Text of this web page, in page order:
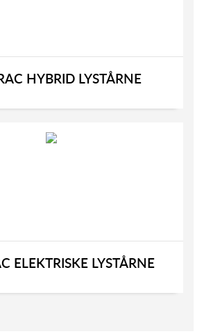
HYBRID LYSTÅRNE
ELEKTRISKE LYSTÅRNE